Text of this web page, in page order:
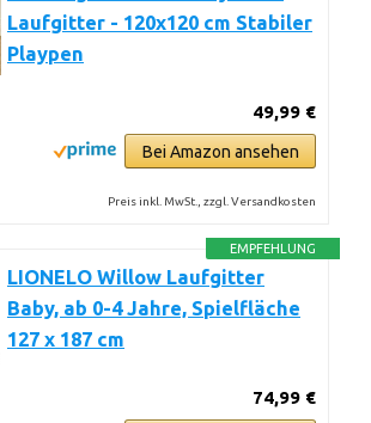
Laufgitter - 120x120 cm Stabiler
Playpen
49,99 €
Bei Amazon ansehen
Preis inkl. MwSt., zzgl. Versandkosten
EMPFEHLUNG
LIONELO Willow Laufgitter
Baby, ab 0-4 Jahre, Spielfläche
127 x 187 cm
74,99 €